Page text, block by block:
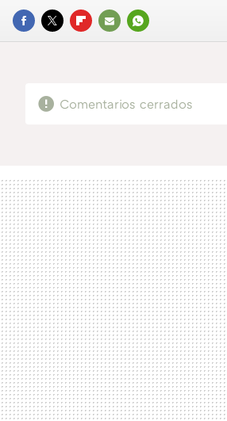
FACEBOOK
TWITTERFLIPBOARD
E-
WHATSAPP
Comentarios cerrados